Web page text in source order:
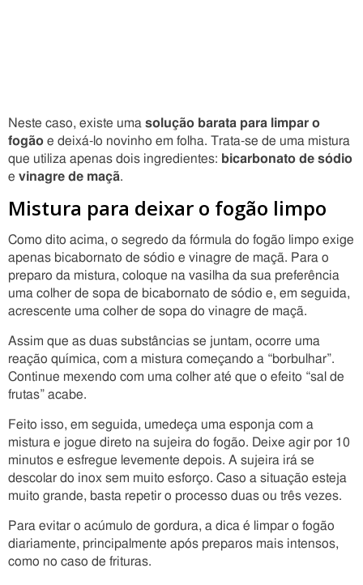
Neste caso, existe uma solução barata para limpar o
fogão e deixá-lo novinho em folha. Trata-se de uma mistura
que utiliza apenas dois ingredientes: bicarbonato de sódio
e vinagre de maçã.
Mistura para deixar o fogão limpo
Como dito acima, o segredo da fórmula do fogão limpo exige
apenas bicabornato de sódio e vinagre de maçã. Para o
preparo da mistura, coloque na vasilha da sua preferência
uma colher de sopa de bicabornato de sódio e, em seguida,
acrescente uma colher de sopa do vinagre de maçã.
Assim que as duas substâncias se juntam, ocorre uma
reação química, com a mistura começando a “borbulhar”.
Continue mexendo com uma colher até que o efeito “sal de
frutas” acabe.
Feito isso, em seguida, umedeça uma esponja com a
mistura e jogue direto na sujeira do fogão. Deixe agir por 10
minutos e esfregue levemente depois. A sujeira irá se
descolar do inox sem muito esforço. Caso a situação esteja
muito grande, basta repetir o processo duas ou três vezes.
Para evitar o acúmulo de gordura, a dica é limpar o fogão
diariamente, principalmente após preparos mais intensos,
como no caso de frituras.